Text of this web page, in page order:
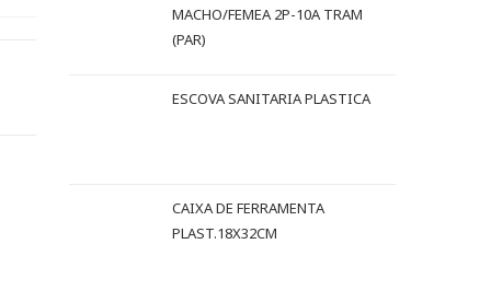
MACHO/FEMEA 2P-10A TRAM
(PAR)
ESCOVA SANITARIA PLASTICA
CAIXA DE FERRAMENTA
PLAST.18X32CM